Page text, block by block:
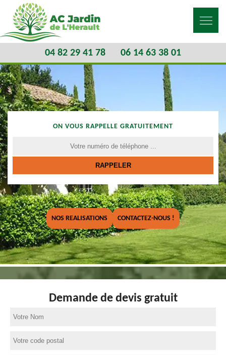
04 82 29 41 78 06 14 63 38 01
ON VOUS RAPPELLE GRATUITEMENT
NOS REALISATIONS CONTACTEZ-NOUS !
Demande de devis gratuit